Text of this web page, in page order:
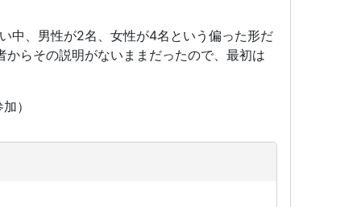
中、男性が2名、女性が4名という偏った形だ
らその説明がないままだったので、最初は
）